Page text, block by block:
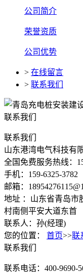
公司简介
荣誉资质
公司优势
> 在线留言
> 联系我们
联系我们
联系我们
山东港湾电气科技有
全国免费服务热线：
手机：159-6325-3782
邮箱：
地址 ：山东省青岛市
村南侧平安大道东首
联系人：孙(经理)
您的位置：
首页>>联
联系我们
联系电话：400-9690-